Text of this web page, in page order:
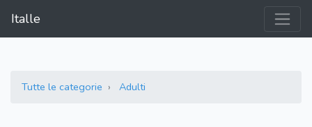
Italle
Tutte le categorie Adulti